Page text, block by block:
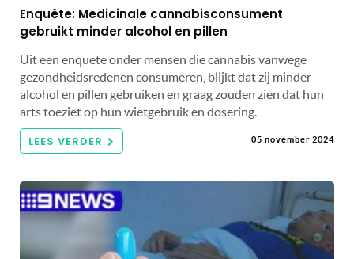
Enquête: Medicinale cannabisconsument
gebruikt minder alcohol en pillen
Uit een enquete onder mensen die cannabis vanwege
gezondheidsredenen consumeren, blijkt dat zij minder
alcohol en pillen gebruiken en graag zouden zien dat hun
arts toeziet op hun wietgebruik en dosering.
LEES VERDER 05 november 2024